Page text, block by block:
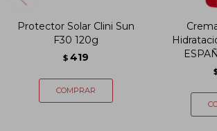
Protector Solar Clini Sun
F30 120g
$ 419